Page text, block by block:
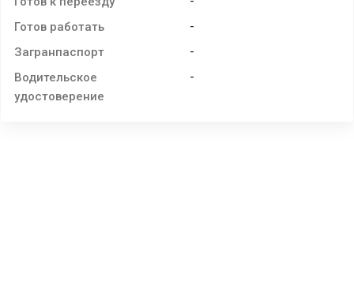
Готов работать -
Загранпаспорт -
Водительское
удостоверение
-